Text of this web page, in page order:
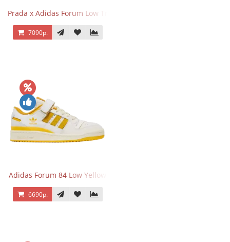
Prada x Adidas Forum Low Triple Mint
7090р.
Adidas Forum 84 Low Yellow
6690р.